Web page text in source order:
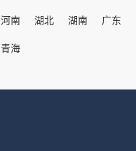
河南 湖北 湖南
广东
青海